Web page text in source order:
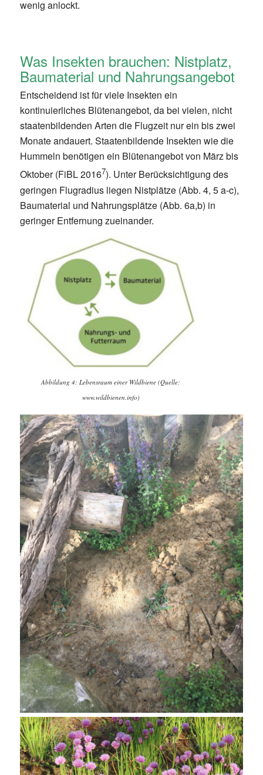
wenig anlockt.
Was Insekten brauchen: Nistplatz,
Baumaterial und Nahrungsangebot
Entscheidend ist für viele Insekten ein
kontinuierliches Blütenangebot, da bei vielen, nicht
staatenbildenden Arten die Flugzeit nur ein bis zwei
Monate andauert. Staatenbildende Insekten wie die
Hummeln benötigen ein Blütenangebot von März bis
Oktober (FiBL 20167). Unter Berücksichtigung des
geringen Flugradius liegen Nistplätze (Abb. 4, 5 a-c),
Baumaterial und Nahrungsplätze (Abb. 6a,b) in
geringer Entfernung zueinander.
Abbildung 4: Lebensraum einer Wildbiene (Quelle:
www.wildbienen.info)